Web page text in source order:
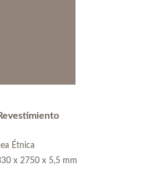
Étnica
x 2750 x 5,5 mm